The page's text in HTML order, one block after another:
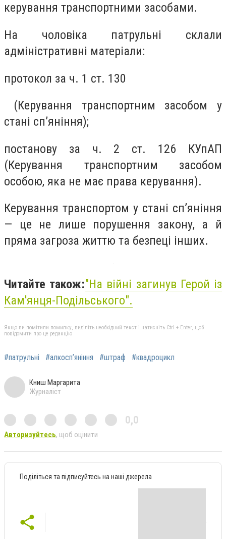
керування транспортними засобами.
На чоловіка патрульні склали
адміністративні матеріали:
протокол за ч. 1 ст. 130
(Керування транспортним засобом у
стані сп’яніння);
постанову за ч. 2 ст. 126 КУпАП
(Керування транспортним засобом
особою, яка не має права керування).
Керування транспортом у стані сп’яніння
— це не лише порушення закону, а й
пряма загроза життю та безпеці інших.
Читайте також:"На війні загинув Герой із
Кам'янця-Подільського".
Якщо ви помітили помилку, виділіть необхідний текст і натисніть Ctrl + Enter, щоб
повідомити про це редакцію
#патрульні #алкосп’яніння #штраф #квадроцикл
Книш Маргарита
Журналіст
0,0
Авторизуйтесь, щоб оцінити
Поділіться та підписуйтесь на наші джерела